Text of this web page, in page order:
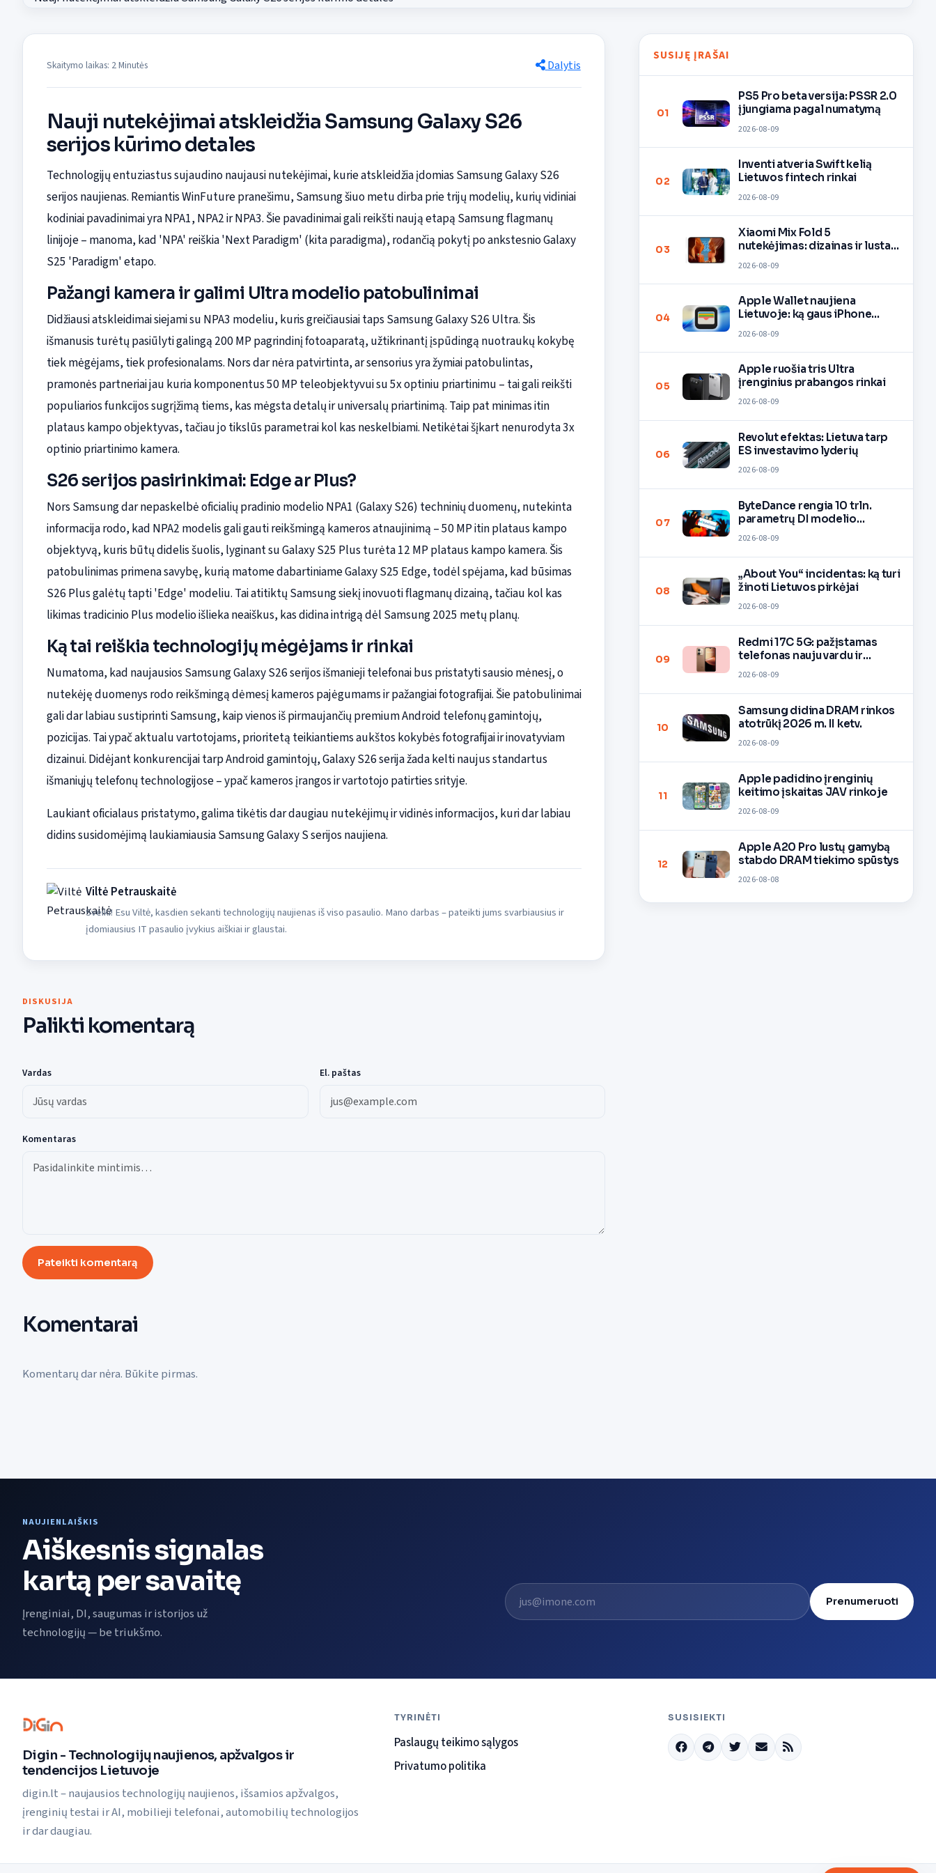
Skaitymo laikas: 2 Minutės Dalytis
Nauji nutekėjimai atskleidžia Samsung Galaxy S26
serijos kūrimo detales
Technologijų entuziastus sujaudino naujausi nutekėjimai, kurie atskleidžia įdomias Samsung Galaxy S26
serijos naujienas. Remiantis WinFuture pranešimu, Samsung šiuo metu dirba prie trijų modelių, kurių vidiniai
kodiniai pavadinimai yra NPA1, NPA2 ir NPA3. Šie pavadinimai gali reikšti naują etapą Samsung flagmanų
linijoje – manoma, kad 'NPA' reiškia 'Next Paradigm' (kita paradigma), rodančią pokytį po ankstesnio Galaxy
S25 'Paradigm' etapo.
Pažangi kamera ir galimi Ultra modelio patobulinimai
Didžiausi atskleidimai siejami su NPA3 modeliu, kuris greičiausiai taps Samsung Galaxy S26 Ultra. Šis
išmanusis turėtų pasiūlyti galingą 200 MP pagrindinį fotoaparatą, užtikrinantį įspūdingą nuotraukų kokybę
tiek mėgėjams, tiek profesionalams. Nors dar nėra patvirtinta, ar sensorius yra žymiai patobulintas,
pramonės partneriai jau kuria komponentus 50 MP teleobjektyvui su 5x optiniu priartinimu – tai gali reikšti
populiarios funkcijos sugrįžimą tiems, kas mėgsta detalų ir universalų priartinimą. Taip pat minimas itin
plataus kampo objektyvas, tačiau jo tikslūs parametrai kol kas neskelbiami. Netikėtai šįkart nenurodyta 3x
optinio priartinimo kamera.
S26 serijos pasirinkimai: Edge ar Plus?
Nors Samsung dar nepaskelbė oficialių pradinio modelio NPA1 (Galaxy S26) techninių duomenų, nutekinta
informacija rodo, kad NPA2 modelis gali gauti reikšmingą kameros atnaujinimą – 50 MP itin plataus kampo
objektyvą, kuris būtų didelis šuolis, lyginant su Galaxy S25 Plus turėta 12 MP plataus kampo kamera. Šis
patobulinimas primena savybę, kurią matome dabartiniame Galaxy S25 Edge, todėl spėjama, kad būsimas
S26 Plus galėtų tapti 'Edge' modeliu. Tai atitiktų Samsung siekį inovuoti flagmanų dizainą, tačiau kol kas
likimas tradicinio Plus modelio išlieka neaiškus, kas didina intrigą dėl Samsung 2025 metų planų.
Ką tai reiškia technologijų mėgėjams ir rinkai
Numatoma, kad naujausios Samsung Galaxy S26 serijos išmanieji telefonai bus pristatyti sausio mėnesį, o
nutekėję duomenys rodo reikšmingą dėmesį kameros pajėgumams ir pažangiai fotografijai. Šie patobulinimai
gali dar labiau sustiprinti Samsung, kaip vienos iš pirmaujančių premium Android telefonų gamintojų,
pozicijas. Tai ypač aktualu vartotojams, prioritetą teikiantiems aukštos kokybės fotografijai ir inovatyviam
dizainui. Didėjant konkurencijai tarp Android gamintojų, Galaxy S26 serija žada kelti naujus standartus
išmaniųjų telefonų technologijose – ypač kameros įrangos ir vartotojo patirties srityje.
Laukiant oficialaus pristatymo, galima tikėtis dar daugiau nutekėjimų ir vidinės informacijos, kuri dar labiau
didins susidomėjimą laukiamiausia Samsung Galaxy S serijos naujiena.
Viltė Petrauskaitė
Sveiki! Esu Viltė, kasdien sekanti technologijų naujienas iš viso pasaulio. Mano darbas – pateikti jums svarbiausius ir
įdomiausius IT pasaulio įvykius aiškiai ir glaustai.
DISKUSIJA
Palikti komentarą
Vardas El. paštas
Komentaras
Pateikti komentarą
Komentarai
Komentarų dar nėra. Būkite pirmas.
SUSIJĘ ĮRAŠAI
01
PS5 Pro beta versija: PSSR 2.0
įjungiama pagal numatymą
2026-08-09
02
Inventi atveria Swift kelią
Lietuvos fintech rinkai
2026-08-09
03
Xiaomi Mix Fold 5
nutekėjimas: dizainas ir lustas
2026-08-09
04
Apple Wallet naujiena
Lietuvoje: ką gaus iPhone
2026-08-09
05
Apple ruošia tris Ultra
įrenginius prabangos rinkai
2026-08-09
06
Revolut efektas: Lietuva tarp
ES investavimo lyderių
2026-08-09
07
ByteDance rengia 10 trln.
parametrų DI modelio
2026-08-09
08
„About You“ incidentas: ką turi
žinoti Lietuvos pirkėjai
2026-08-09
09
Redmi 17C 5G: pažįstamas
telefonas nauju vardu ir
2026-08-09
10
Samsung didina DRAM rinkos
atotrūkį 2026 m. II ketv.
2026-08-09
11
Apple padidino įrenginių
keitimo įskaitas JAV rinkoje
2026-08-09
12
Apple A20 Pro lustų gamybą
stabdo DRAM tiekimo spūstys
2026-08-08
NAUJIENLAIŠKIS
Aiškesnis signalas
kartą per savaitę
Įrenginiai, DI, saugumas ir istorijos už
technologijų — be triukšmo.
El. pašto adresas
Prenumeruoti
Digin - Technologijų naujienos, apžvalgos ir
tendencijos Lietuvoje
digin.lt – naujausios technologijų naujienos, išsamios apžvalgos,
įrenginių testai ir AI, mobilieji telefonai, automobilių technologijos
ir dar daugiau.
TYRINĖTI
Paslaugų teikimo sąlygos
Privatumo politika
SUSISIEKTI